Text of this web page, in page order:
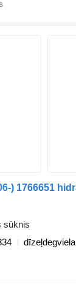
sūknis
dīzeļdegviela